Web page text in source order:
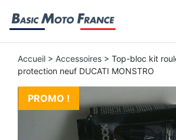
Accueil > Accessoires > Top-bloc kit
protection neuf DUCATI MONSTRO
PROMO !